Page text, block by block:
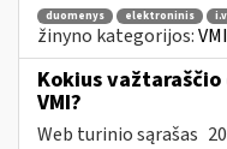
duomenys elektroninis
žinyno kategorijos:
Kokius
VMI?
Web turinio sąrašas